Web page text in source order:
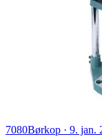
7080Børkop · 9. jan.